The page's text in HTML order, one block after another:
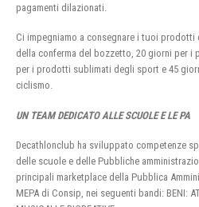
pagamenti dilazionati.
Ci impegniamo a consegnare i tuoi
della conferma del bozzetto, 20 giorni per i
per i prodotti sublimati degli sport e 45
ciclismo.
UN TEAM DEDICATO ALLE SCUOLE E LE PA
Decathlonclub ha sviluppato competenze
delle scuole e delle Pubbliche
principali marketplace della Pubblica
MEPA di Consip, nei seguenti bandi: BENI: